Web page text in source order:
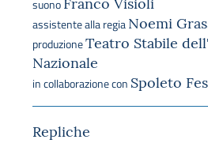
suono
assistente alla regia Noemi
produzioneTeatro Stabile
Nazionale
in collaborazione con Spoleto
Repliche